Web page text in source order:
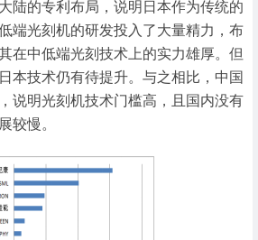
陆的专利布局，说明日本作为传统的
端光刻机的研发投入了大量精力，布
在中低端光刻技术上的实力雄厚。但
本技术仍有待提升。与之相比，中国
说明光刻机技术门槛高，且国内没有
较慢。